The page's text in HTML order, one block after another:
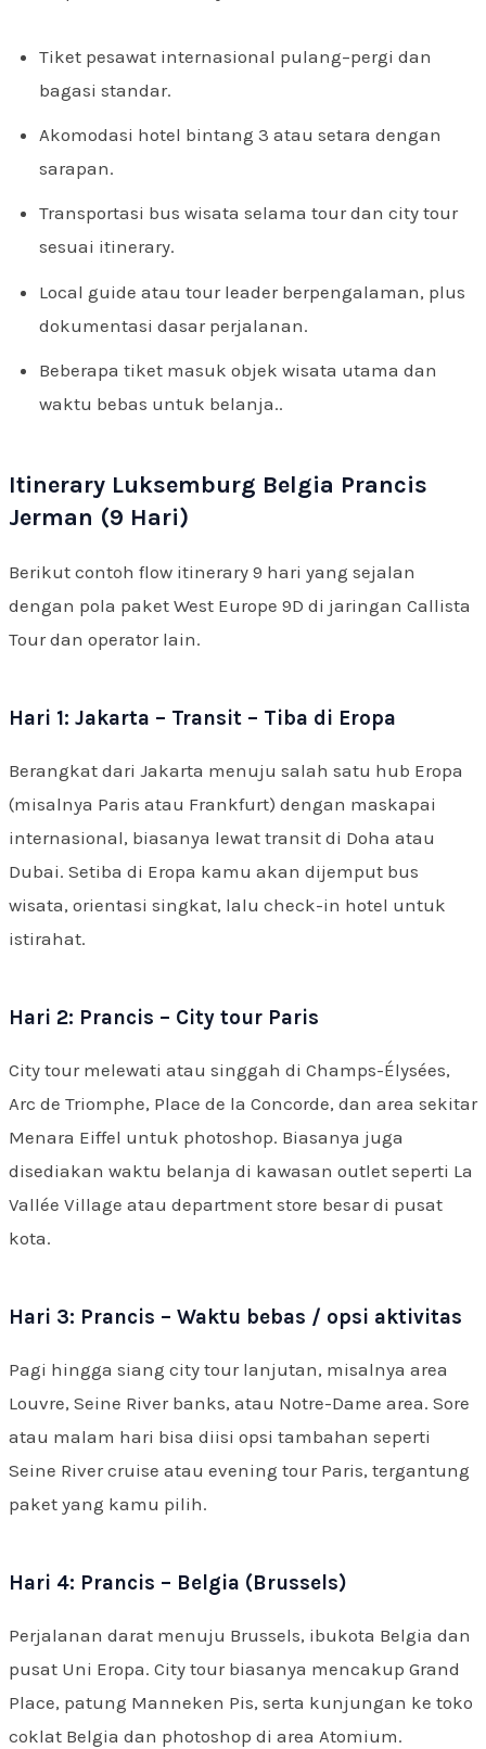
Tiket pesawat internasional pulang–pergi dan
bagasi standar.
Akomodasi hotel bintang 3 atau setara dengan
sarapan.
Transportasi bus wisata selama tour dan city tour
sesuai itinerary.
Local guide atau tour leader berpengalaman, plus
dokumentasi dasar perjalanan.
Beberapa tiket masuk objek wisata utama dan
waktu bebas untuk belanja..
Itinerary Luksemburg Belgia Prancis
Jerman (9 Hari)
Berikut contoh flow itinerary 9 hari yang sejalan
dengan pola paket West Europe 9D di jaringan Callista
Tour dan operator lain.
Hari 1: Jakarta – Transit – Tiba di Eropa
Berangkat dari Jakarta menuju salah satu hub Eropa
(misalnya Paris atau Frankfurt) dengan maskapai
internasional, biasanya lewat transit di Doha atau
Dubai. Setiba di Eropa kamu akan dijemput bus
wisata, orientasi singkat, lalu check-in hotel untuk
istirahat.
Hari 2: Prancis – City tour Paris
City tour melewati atau singgah di Champs-Élysées,
Arc de Triomphe, Place de la Concorde, dan area sekitar
Menara Eiffel untuk photoshop. Biasanya juga
disediakan waktu belanja di kawasan outlet seperti La
Vallée Village atau department store besar di pusat
kota.
Hari 3: Prancis – Waktu bebas / opsi aktivitas
Pagi hingga siang city tour lanjutan, misalnya area
Louvre, Seine River banks, atau Notre-Dame area. Sore
atau malam hari bisa diisi opsi tambahan seperti
Seine River cruise atau evening tour Paris, tergantung
paket yang kamu pilih.
Hari 4: Prancis – Belgia (Brussels)
Perjalanan darat menuju Brussels, ibukota Belgia dan
pusat Uni Eropa. City tour biasanya mencakup Grand
Place, patung Manneken Pis, serta kunjungan ke toko
coklat Belgia dan photoshop di area Atomium.